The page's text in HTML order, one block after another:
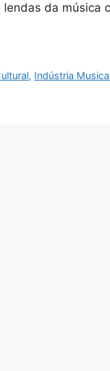
da música
, Indústria